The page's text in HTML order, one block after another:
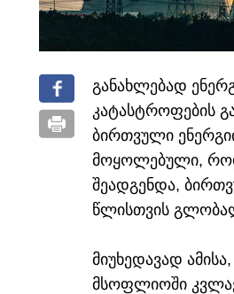
განახლებად
კატასტროფების
ბირთვული
მოყოლებული,
შეადგენდა,
წლისთვის
მიუხედავად
მსოფლიოში